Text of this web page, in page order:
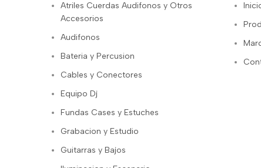
Atriles Cuerdas Audifonos y Otros
Accesorios
Audifonos
Bateria y Percusion
Cables y Conectores
Equipo Dj
Fundas Cases y Estuches
Grabacion y Estudio
Guitarras y Bajos